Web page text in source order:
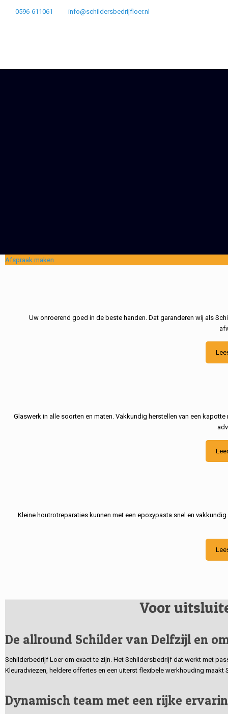
0596-611061 info@schildersbedrijfloer.nl
Afspraak maken
Uw onroerend goed in de beste handen. Dat garanderen wij als
Glaswerk in alle soorten en maten. Vakkundig herstellen van een
Kleine houtrotreparaties kunnen met een epoxypasta snel en
Voor
De allround Schilder van Delfzijl en
Schilderbedrijf Loer om exact te zijn. Het Schildersbedrijf dat werkt met
Kleuradviezen, heldere offertes en een uiterst flexibele werkhouding
Dynamisch team met een rijke